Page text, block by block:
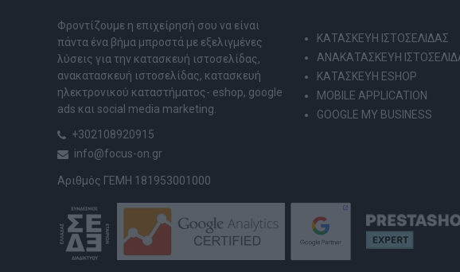
Φροντίζουμε η επιχείρησή σου να είναι
πάντα ένα βήμα μπροστά με εξελιγμένες
λύσεις για την κατασκευή ιστοσελίδας,
ανακατασκευή ιστοσελίδας, κατασκευή
ηλεκτρονικού καταστήματος- eshop, google
ads και social media marketing.
+302108920915
info@focus-on.gr
Αριθμός ΓΕΜΗ 181953001000
ΚΑΤΑΣΚΕΥΗ ΙΣΤΟΣΕΛΙΔΑΣ
ΑΝΑΚΑΤΑΣΚΕΥΗ
ΚΑΤΑΣΚΕΥΗ ESHOP
MOBILE APPLICATION
GOOGLE MY BUSINESS